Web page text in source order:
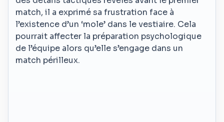
match, il a exprimé sa frustration face à
l’existence d’un ‘mole’ dans le vestiaire. Cela
pourrait affecter la préparation psychologique
de l’équipe alors qu’elle s’engage dans un
match périlleux.